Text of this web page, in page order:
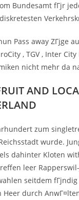
Bundesamt fГјr
Pass away ZГјge
, TGV , Inter
nicht mehr da
AND
zum
wurde.
dahinter Kloten
leer
seitdem
Heer durch